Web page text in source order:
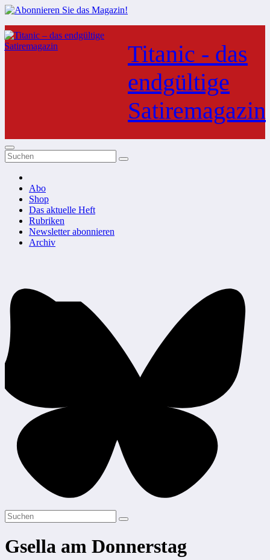
Zum
Inhalt
springen
Titanic - das
endgültige
Satiremagazin
Abo
Shop
Das aktuelle Heft
Rubriken
Newsletter abonnieren
Archiv
Gsella am Donnerstag